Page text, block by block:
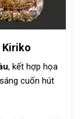
Kiriko
, kết hợp họa
cuốn hút